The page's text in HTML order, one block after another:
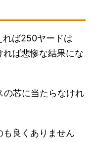
ば250ヤードは
ば悲惨な結果にな
の芯に当たらなけれ
良くありません